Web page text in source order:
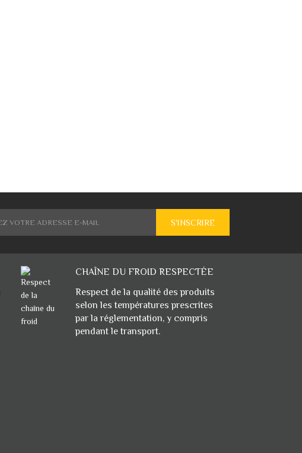
S'INSCRIRE
CHAÎNE DU FROID RESPECTÉE
Respect de la qualité des produits
selon les températures prescrites
par la réglementation, y compris
pendant le transport.